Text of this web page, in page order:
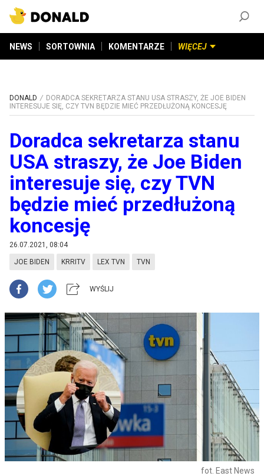
NEWS SORTOWNIA KOMENTARZE WIĘCEJ
DONALD
DORADCA SEKRETARZA STANU USA STRASZY, ŻE JOE BIDEN
INTERESUJE SIĘ, CZY TVN BĘDZIE MIEĆ PRZEDŁUŻONĄ KONCESJĘ
Doradca sekretarza stanu
USA straszy, że Joe Biden
interesuje się, czy TVN
będzie mieć przedłużoną
koncesję
26.07.2021, 08:04
JOE BIDEN KRRITV LEX TVN TVN
WYŚLIJ
fot. East News